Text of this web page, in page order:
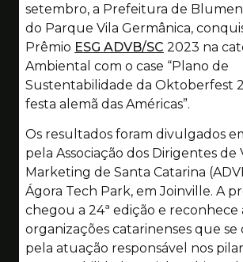
setembro, a Prefeitura de
do Parque Vila Germânica,
Prêmio ESG ADVB/SC 2023 na
Ambiental com o case “Plano de
Sustentabilidade da Oktoberfest
festa alemã das Américas”.
Os resultados foram divulgados
pela Associação dos Dirigentes de
Marketing de Santa Catarina
Ágora Tech Park, em Joinville. A
chegou a 24ª edição e
organizações catarinenses que se
pela atuação responsável nos